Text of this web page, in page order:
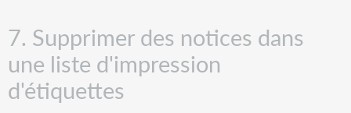
7. Supprimer des notices dans
une liste d'impression
d'étiquettes